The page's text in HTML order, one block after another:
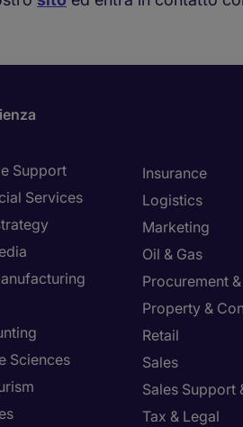
Support
Services
Sciences
Insurance
Logistics
Marketing
Oil & Gas
Procurement
Property &
Retail
Sales
Sales Support
Tax & Legal